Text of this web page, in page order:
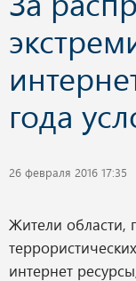
года
26 февраля 2016 17:35
Жители области,
интернет